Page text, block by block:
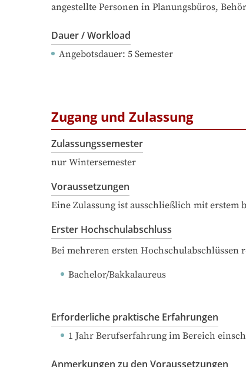
angestellte Personen in Planungsbüros,
Dauer / Workload
Angebotsdauer: 5 Semester
Zugang und Zulassung
Zulassungssemester
nur Wintersemester
Voraussetzungen
Eine Zulassung ist ausschließlich mit
Erster Hochschulabschluss
Bei mehreren ersten Hochschulabschlüssen
Bachelor/Bakkalaureus
Erforderliche praktische Erfahrungen
1 Jahr Berufserfahrung im Bereich
Anmerkungen zu den Voraussetzungen